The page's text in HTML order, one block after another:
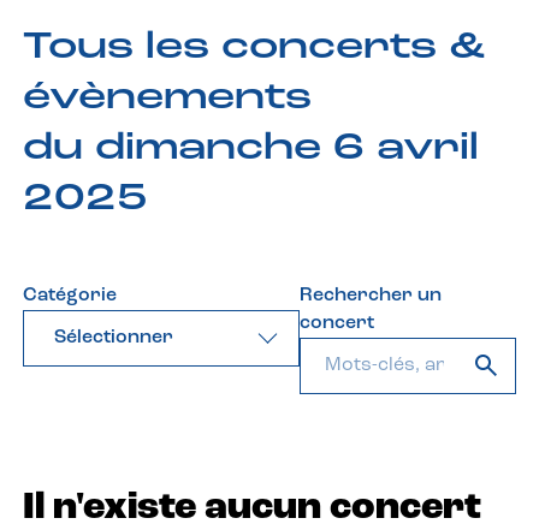
Tous les concerts &
évènements
du dimanche 6 avril
2025
Catégorie
Sélectionner
Rechercher un
concert
Il n'existe aucun concert